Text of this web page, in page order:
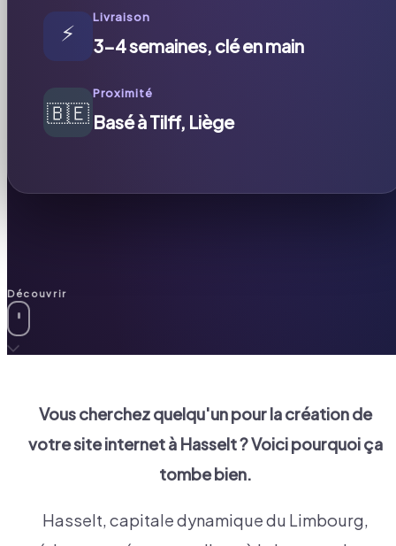
⚡
Livraison
3-4 semaines, clé en main
🇧🇪
Proximité
Basé à Tilff, Liège
Découvrir
Vous cherchez quelqu'un pour la création de
votre site internet à Hasselt? Voici pourquoi ça
tombe bien.
Hasselt, capitale dynamique du Limbourg,